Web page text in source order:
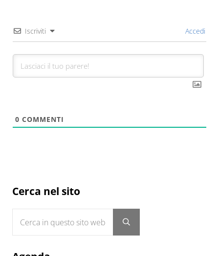
Iscriviti Accedi
0 COMMENTI
Sidebar
Cerca nel sito
Submit search